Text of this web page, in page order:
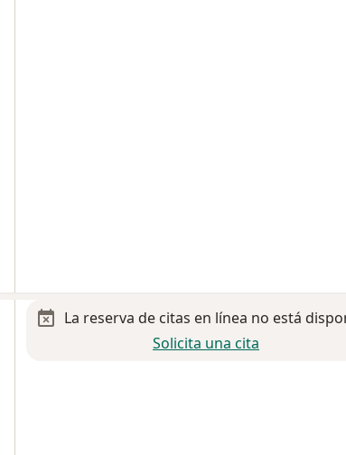
La reserva de citas en línea no está
Solicita una cita